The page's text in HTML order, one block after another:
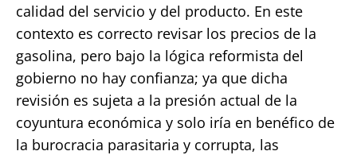
calidad del servicio y del producto. En este
contexto es correcto revisar los precios de la
gasolina, pero bajo la lógica reformista del
gobierno no hay confianza; ya que dicha
revisión es sujeta a la presión actual de la
coyuntura económica y solo iría en benéfico de
la burocracia parasitaria y corrupta, las